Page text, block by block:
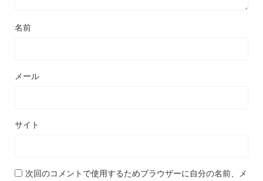
名前
メール
サイト
次回のコメントで使用するためブラウザーに自分の名前、メ